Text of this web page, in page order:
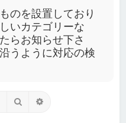
のを設置しており
いカテゴリーな
らお知らせ下さ
うように対応の検
検索